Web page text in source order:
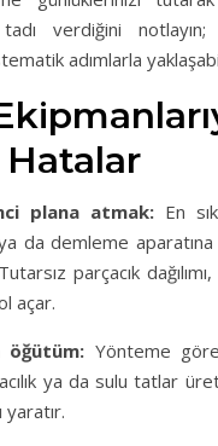
tadı verdiğini
adımlarla
Hatalar
plana atmak: En
da demleme aparatına
parçacık
açar.
öğütüm: Yönteme
ya da sulu tatlar